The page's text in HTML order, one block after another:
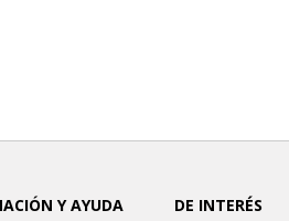
Y AYUDA
DE INTERÉS